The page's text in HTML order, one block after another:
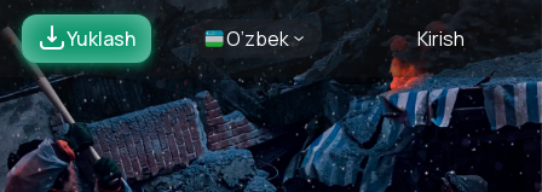
Yuklash O’zbek Kirish